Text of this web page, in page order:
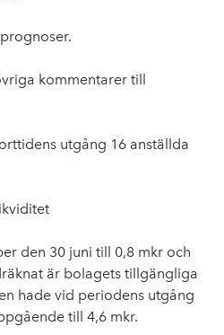
kommentarer till
utgång 16 anställda
den 30 juni till 0,8 mkr och
är bolagets tillgängliga
hade vid periodens utgång
till 4,6 mkr.